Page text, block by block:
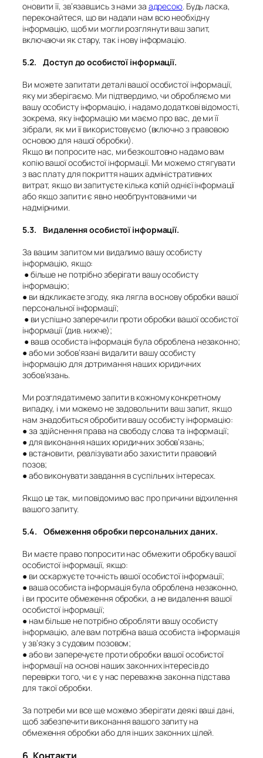
оновити її, зв’язавшись з нами за адресою. Будь ласка,
переконайтеся, що ви надали нам всю необхідну
інформацію, щоб ми могли розглянути ваш запит,
включаючи як стару, так і нову інформацію.
5.2. Доступ до особистої інформації.
Ви можете запитати деталі вашої особистої інформації,
яку ми зберігаємо. Ми підтвердимо, чи обробляємо ми
вашу особисту інформацію, і надамо додаткові відомості,
зокрема, яку інформацію ми маємо про вас, де ми її
зібрали, як ми її використовуємо (включно з правовою
основою для нашої обробки).
Якщо ви попросите нас, ми безкоштовно надамо вам
копію вашої особистої інформації. Ми можемо стягувати
з вас плату для покриття наших адміністративних
витрат, якщо ви запитуєте кілька копій однієї інформації
або якщо запити є явно необґрунтованими чи
надмірними.
5.3. Видалення особистої інформації.
За вашим запитом ми видалимо вашу особисту
інформацію, якщо:
●більше не потрібно зберігати вашу особисту
інформацію;
●ви відкликаєте згоду, яка лягла в основу обробки вашої
персональної інформації;
●ви успішно заперечили проти обробки вашої особистої
інформації (див. нижче);
●ваша особиста інформація була оброблена незаконно;
●або ми зобов’язані видалити вашу особисту
інформацію для дотримання наших юридичних
зобов’язань.
Ми розглядатимемо запити в кожному конкретному
випадку, і ми можемо не задовольнити ваш запит, якщо
нам знадобиться обробити вашу особисту інформацію:
●за здійснення права на свободу слова та інформації;
●для виконання наших юридичних зобов’язань;
●встановити, реалізувати або захистити правовий
позов;
●або виконувати завдання в суспільних інтересах.
Якщо це так, ми повідомимо вас про причини відхилення
вашого запиту.
5.4. Обмеження обробки персональних даних.
Ви маєте право попросити нас обмежити обробку вашої
особистої інформації, якщо:
●ви оскаржуєте точність вашої особистої інформації;
●ваша особиста інформація була оброблена незаконно,
і ви просите обмеження обробки, а не видалення вашої
особистої інформації;
●нам більше не потрібно обробляти вашу особисту
інформацію, але вам потрібна ваша особиста інформація
у зв’язку з судовим позовом;
●або ви заперечуєте проти обробки вашої особистої
інформації на основі наших законних інтересів до
перевірки того, чи є у нас переважна законна підстава
для такої обробки.
За потреби ми все ще можемо зберігати деякі ваші дані,
щоб забезпечити виконання вашого запиту на
обмеження обробки або для інших законних цілей.